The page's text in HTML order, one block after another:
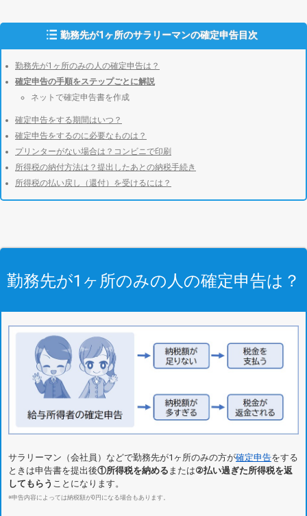
勤務先が1ヶ所のサラリーマンの確定申告目次
勤務先が1ヶ所のみの人の確定申告は？
確定申告の手順をステップごとに解説
ネットで確定申告書を作成
確定申告をする期間はいつ？
確定申告をするのに必要なものは？
プリンターがない場合は？コンビニで印刷
所得税の納付方法は？提出したあとの納税手続き
所得税の払い戻し（還付）を受けるには？
勤務先が1ヶ所のみの人の確定申告は？
サラリーマン（会社員）などで勤務先が1ヶ所のみの方が確定申告をする
ときは申告書を提出後①所得税を納める または②払い過ぎた所得税を返
してもらう ことになります。
※申告内容によっては納税額が0円になる場合もあります。